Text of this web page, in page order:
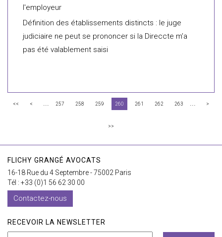
l'employeur
Définition des établissements distincts : le juge
judiciaire ne peut se prononcer si la Direccte m’a
pas été valablement saisi
<< < ... 257 258 259 260 261 262 263 ... >
>>
FLICHY GRANGÉ AVOCATS
16-18 Rue du 4 Septembre - 75002 Paris
Tél : +33 (0)1 56 62 30 00
Contactez-nous
RECEVOIR LA NEWSLETTER